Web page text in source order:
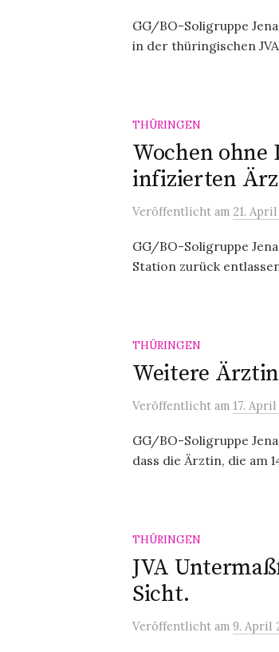
GG/BO-Soligruppe
in der thüringischen
THÜRINGEN
Wochen
infizierten
Veröffentlicht am 21.
GG/BO-Soligruppe
Station zurück
THÜRINGEN
Weitere
Veröffentlicht am 17.
GG/BO-Soligruppe
dass die Ärztin, die am
THÜRINGEN
JVA
Sicht.
Veröffentlicht am 9. April